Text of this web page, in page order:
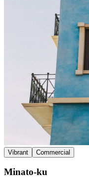
Vibrant Commercial
Minato-ku